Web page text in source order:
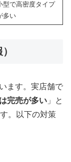
型で高密度タイプ
多い
ます。実店舗で
完売が多い 」と
。以下の対策